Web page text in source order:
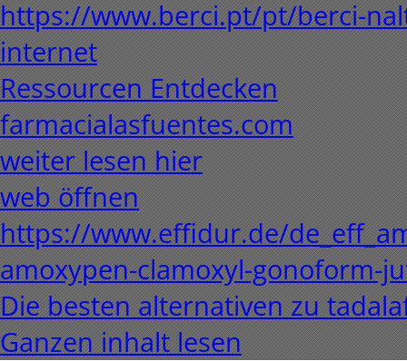
https://www.berci.pt/pt/berci-
internet
Ressourcen Entdecken
farmacialasfuentes.com
weiter lesen hier
web öffnen
https://www.effidur.de/
amoxypen-clamoxyl-gonoform-
Die besten alternativen zu
Ganzen inhalt lesen